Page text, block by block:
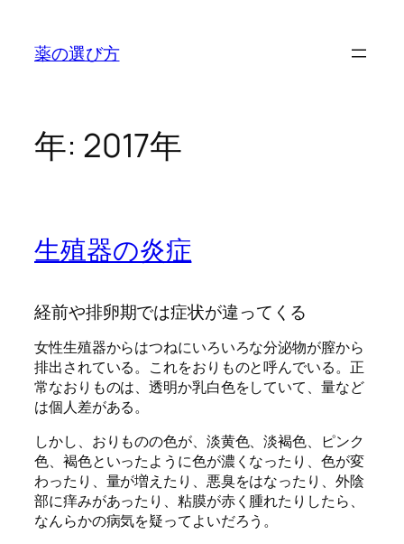
薬の選び方
年: 2017年
生殖器の炎症
経前や排卵期では症状が違ってくる
女性生殖器からはつねにいろいろな分泌物が膣から
排出されている。これをおりものと呼んでいる。正
常なおりものは、透明か乳白色をしていて、量など
は個人差がある。
しかし、おりものの色が、淡黄色、淡褐色、ピンク
色、褐色といったように色が濃くなったり、色が変
わったり、量が増えたり、悪臭をはなったり、外陰
部に痒みがあったり、粘膜が赤く腫れたりしたら、
なんらかの病気を疑ってよいだろう。